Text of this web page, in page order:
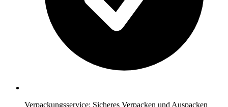
Verpackungsservice: Sicheres Verpacken und Auspacken